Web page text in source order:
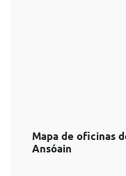
Mapa de oficinas
Ansóain